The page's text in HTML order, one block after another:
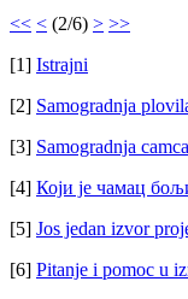
<< < (2/6) > >>
[1] Istrajni
[2] Samogradnja
[3] Samogradnja camca
[4] Који је чамац
[5] Jos jedan izvor
[6] Pitanje i pomoc u